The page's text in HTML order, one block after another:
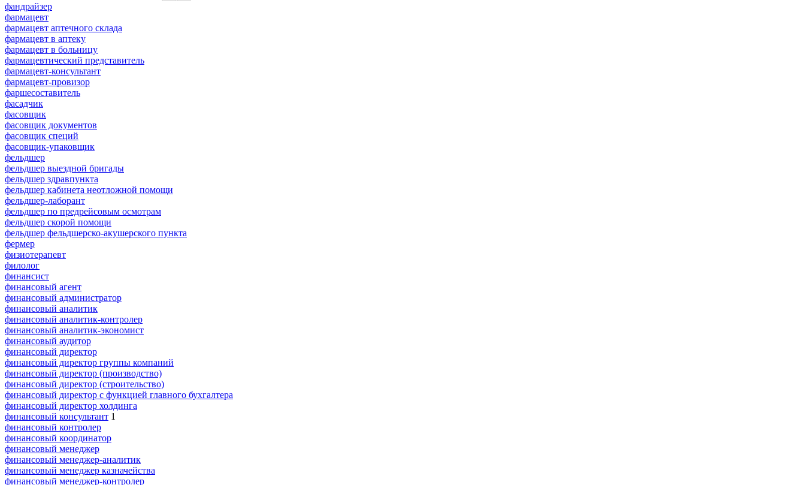
фандрайзер
фармацевт
фармацевт аптечного склада
фармацевт в аптеку
фармацевт в больницу
фармацевтический представитель
фармацевт-консультант
фармацевт-провизор
фаршесоставитель
фасадчик
фасовщик
фасовщик документов
фасовщик специй
фасовщик-упаковщик
фельдшер
фельдшер выездной бригады
фельдшер здравпункта
фельдшер кабинета неотложной помощи
фельдшер-лаборант
фельдшер по предрейсовым осмотрам
фельдшер скорой помощи
фельдшер фельдшерско-акушерского пункта
фермер
физиотерапевт
филолог
финансист
финансовый агент
финансовый администратор
финансовый аналитик
финансовый аналитик-контролер
финансовый аналитик-экономист
финансовый аудитор
финансовый директор
финансовый директор группы компаний
финансовый директор (производство)
финансовый директор (строительство)
финансовый директор с функцией главного бухгалтера
финансовый директор холдинга
финансовый консультант 1
финансовый контролер
финансовый координатор
финансовый менеджер
финансовый менеджер-аналитик
финансовый менеджер казначейства
финансовый менеджер-контролер